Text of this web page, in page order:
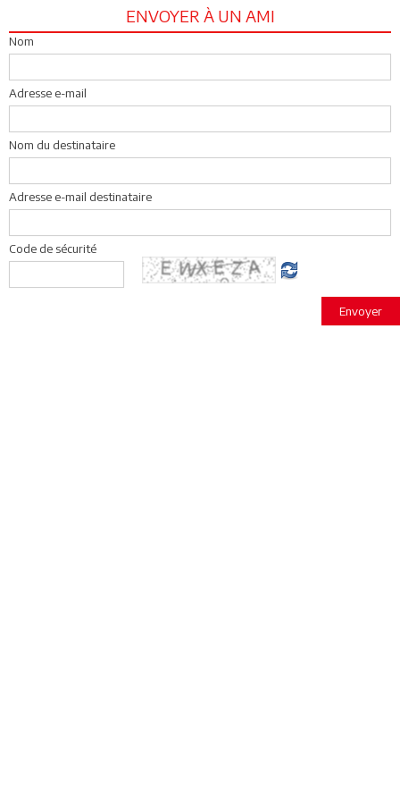
ENVOYER À UN AMI
Nom
Adresse e-mail
Nom du destinataire
Adresse e-mail destinataire
Code de sécurité
Envoyer